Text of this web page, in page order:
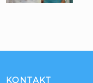
KONTAKT